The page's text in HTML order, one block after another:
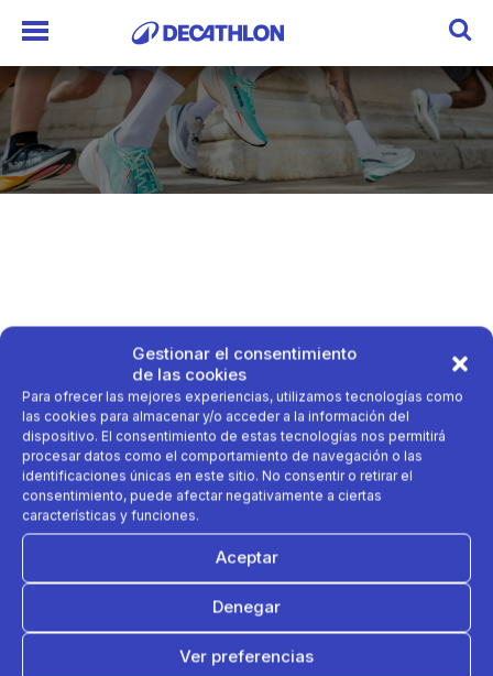
Gestionar el consentimiento
de las cookies
Para ofrecer las mejores experiencias, utilizamos tecnologías como
las cookies para almacenar y/o acceder a la información del
dispositivo. El consentimiento de estas tecnologías nos permitirá
procesar datos como el comportamiento de navegación o las
identificaciones únicas en este sitio. No consentir o retirar el
consentimiento, puede afectar negativamente a ciertas
características y funciones.
Aceptar
Denegar
Ver preferencias